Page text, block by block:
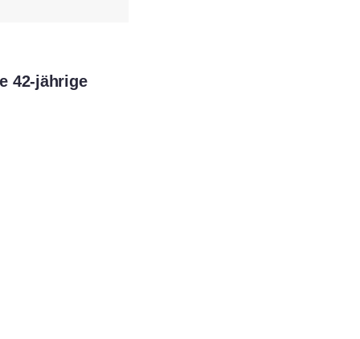
42-jährige